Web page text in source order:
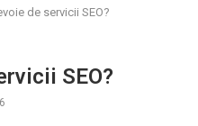
de servicii SEO?
SEO?